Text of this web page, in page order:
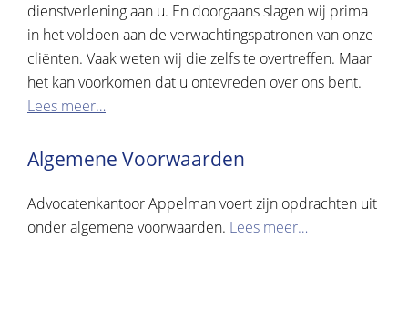
dienstverlening aan u. En doorgaans slagen wij prima
in het voldoen aan de verwachtingspatronen van onze
cliënten. Vaak weten wij die zelfs te overtreffen. Maar
het kan voorkomen dat u ontevreden over ons bent.
Lees meer…
Algemene Voorwaarden
Advocatenkantoor Appelman voert zijn opdrachten uit
onder algemene voorwaarden. Lees meer…